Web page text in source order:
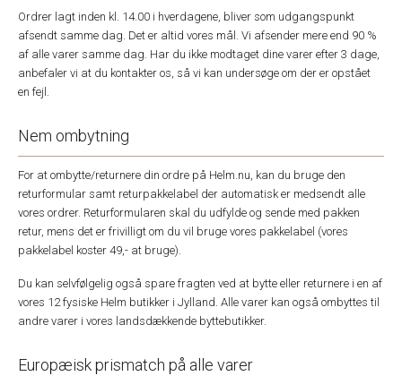
Ordrer lagt inden kl. 14.00 i hverdagene, bliver som udgangspunkt
afsendt samme dag. Det er altid vores mål. Vi afsender mere end 90 %
af alle varer samme dag. Har du ikke modtaget dine varer efter 3 dage,
anbefaler vi at du kontakter os, så vi kan undersøge om der er opstået
en fejl.
Nem ombytning
For at ombytte/returnere din ordre på Helm.nu, kan du bruge den
returformular samt returpakkelabel der automatisk er medsendt alle
vores ordrer. Returformularen skal du udfylde og sende med pakken
retur, mens det er frivilligt om du vil bruge vores pakkelabel (vores
pakkelabel koster 49,- at bruge).
Du kan selvfølgelig også spare fragten ved at bytte eller returnere i en af
vores 12 fysiske Helm butikker i Jylland. Alle varer kan også ombyttes til
andre varer i vores landsdækkende byttebutikker.
Europæisk prismatch på alle varer